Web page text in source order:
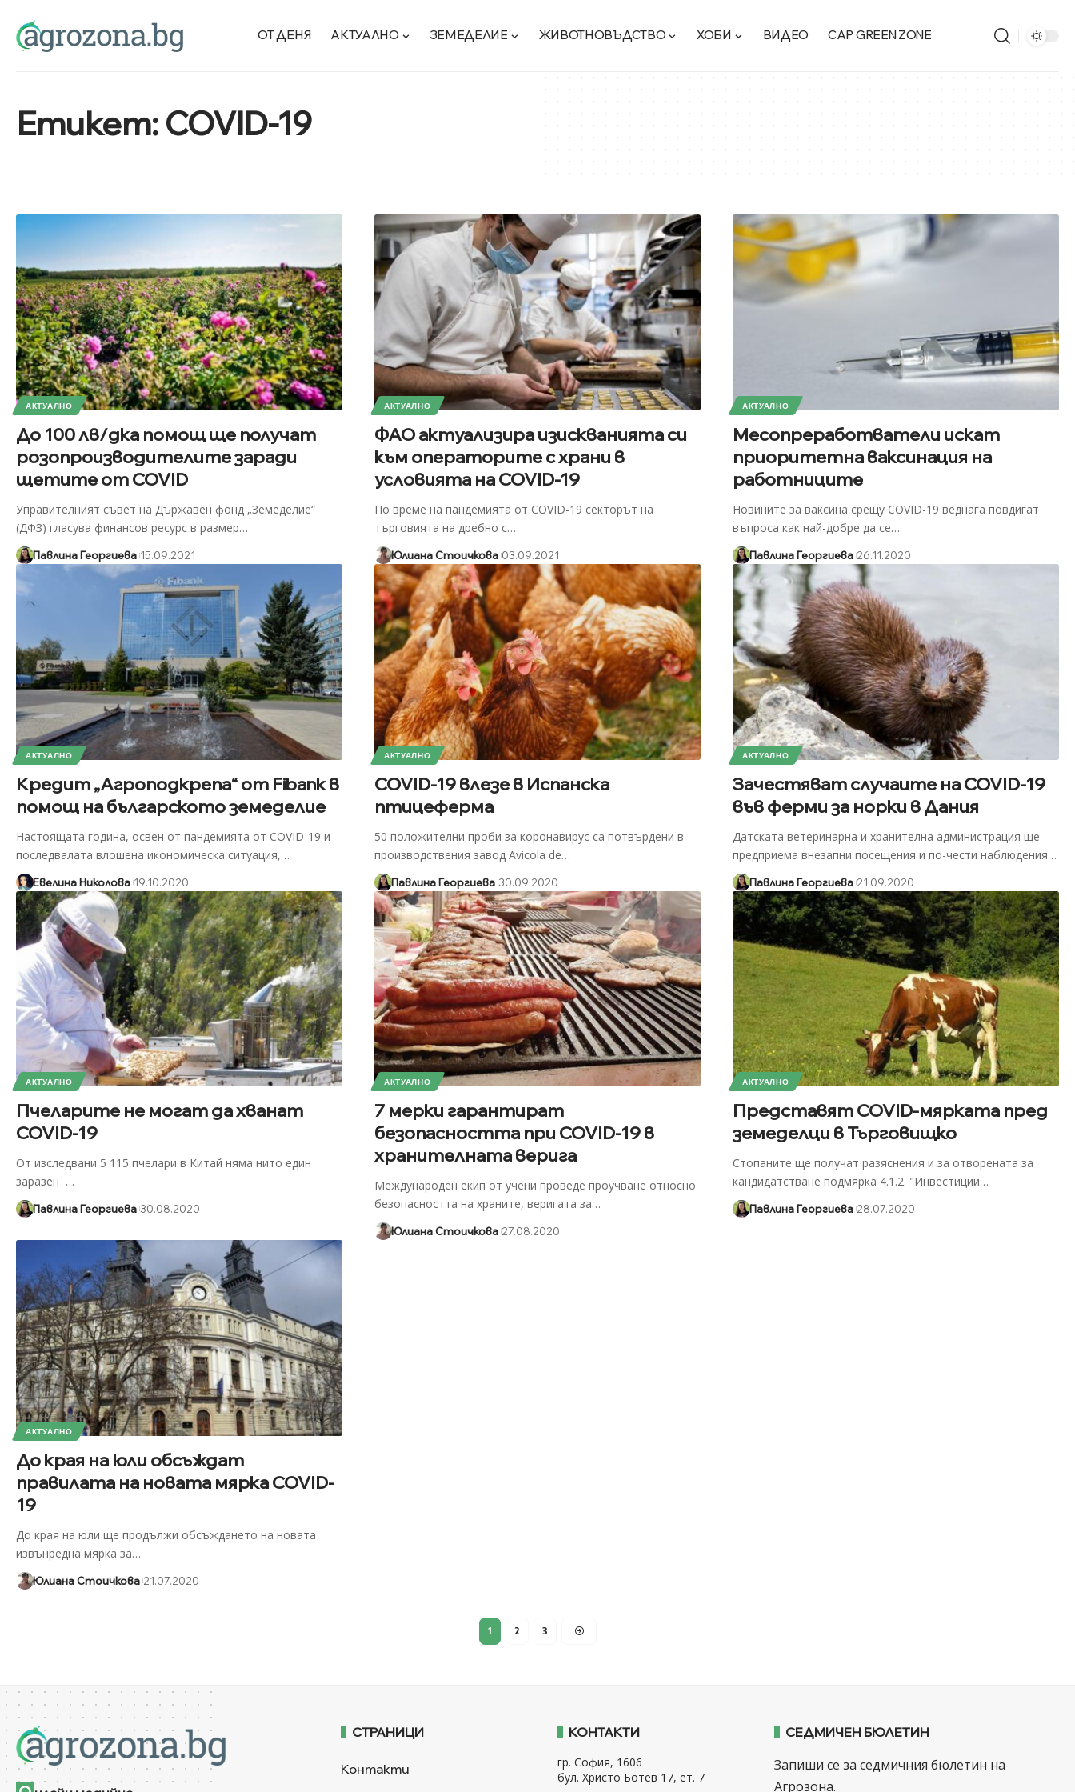
ОТ ДЕНЯ АКТУАЛНО ЗЕМЕДЕЛИЕ ЖИВОТНОВЪДСТВО ХОБИ ВИДЕО CAP GREEN ZONE
Етикет:COVID-19
АКТУАЛНО
До 100 лв/дка помощ ще получат
розопроизводителите заради
щетите от COVID
Управителният съвет на Държавен фонд „Земеделие“
(ДФЗ) гласува финансов ресурс в размер…
Павлина Георгиева 15.09.2021
АКТУАЛНО
ФАО актуализира изискванията си
към операторите с храни в
условията на COVID-19
По време на пандемията от COVID-19 секторът на
търговията на дребно с…
Юлиана Стоичкова 03.09.2021
АКТУАЛНО
Месопреработватели искат
приоритетна ваксинация на
работниците
Новините за ваксина срещу COVID-19 веднага повдигат
въпроса как най-добре да се…
Павлина Георгиева 26.11.2020
АКТУАЛНО
Кредит „Агроподкрепа“ от Fibank в
помощ на българското земеделие
Настоящата година, освен от пандемията от COVID-19 и
последвалата влошена икономическа ситуация,…
Евелина Николова 19.10.2020
АКТУАЛНО
COVID-19 влезе в Испанска
птицеферма
50 положителни проби за коронавирус са потвърдени в
производствения завод Avicola de…
Павлина Георгиева 30.09.2020
АКТУАЛНО
Зачестяват случаите на COVID-19
във ферми за норки в Дания
Датската ветеринарна и хранителна администрация ще
предприема внезапни посещения и по-чести наблюдения…
Павлина Георгиева 21.09.2020
АКТУАЛНО
Пчеларите не могат да хванат
COVID-19
От изследвани 5 115 пчелари в Китай няма нито един
заразен …
Павлина Георгиева 30.08.2020
АКТУАЛНО
7 мерки гарантират
безопасността при COVID-19 в
хранителната верига
Международен екип от учени проведе проучване относно
безопасността на храните, веригата за…
Юлиана Стоичкова 27.08.2020
АКТУАЛНО
Представят COVID-мярката пред
земеделци в Търговищко
Стопаните ще получат разяснения и за отворената за
кандидатстване подмярка 4.1.2. "Инвестиции…
Павлина Георгиева 28.07.2020
АКТУАЛНО
До края на юли обсъждат
правилата на новата мярка COVID-
19
До края на юли ще продължи обсъждането на новата
извънредна мярка за…
Юлиана Стоичкова 21.07.2020
1 2 3
СТРАНИЦИ
Контакти
КОНТАКТИ
гр. София, 1606
бул. Христо Ботев 17, ет. 7
СЕДМИЧЕН БЮЛЕТИН
Запиши се за седмичния бюлетин на
Агрозона.